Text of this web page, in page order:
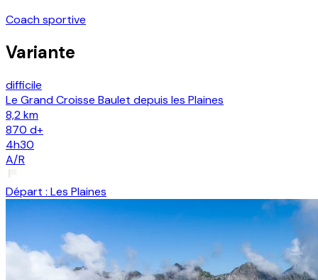
Coach sportive
Variante
difficile
Le Grand Croisse Baulet depuis les Plaines
8,2 km
870 d+
4h30
A/R
Départ : Les Plaines